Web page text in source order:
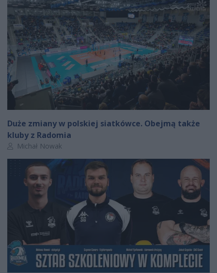
Duże zmiany w polskiej siatkówce. Obejmą także
kluby z Radomia
Autor artykułu:
Michał Nowak